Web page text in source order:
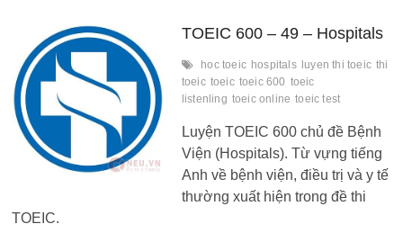
Pharmacy
TOEIC 600 – 49 – Hospitals
hoc toeic hospitals luyen thi toeic thi
toeic toeic toeic 600 toeic
listenling toeic online toeic test
Luyện TOEIC 600 chủ đề Bệnh
Viện (Hospitals). Từ vựng tiếng
Anh về bệnh viện, điều trị và y tế
thường xuất hiện trong đề thi
TOEIC.